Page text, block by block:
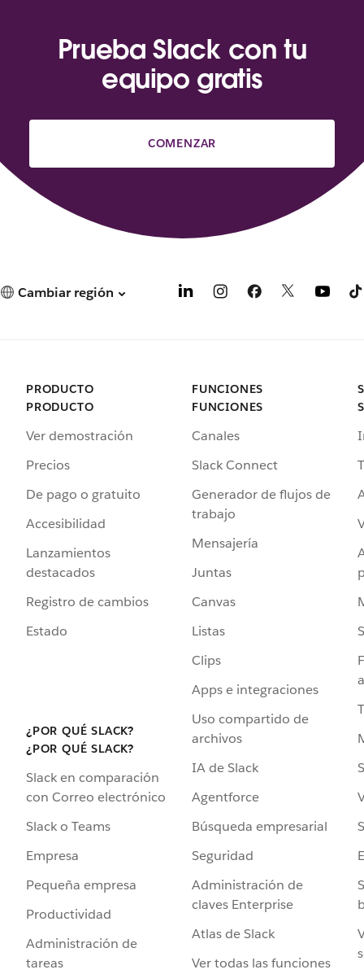
Prueba Slack con tu
equipo gratis
COMENZAR
Cambiar región
PRODUCTO
PRODUCTO
Ver demostración
Precios
De pago o gratuito
Accesibilidad
Lanzamientos
destacados
Registro de cambios
Estado
¿POR QUÉ SLACK?
¿POR QUÉ SLACK?
Slack en comparación
con Correo electrónico
Slack o Teams
Empresa
Pequeña empresa
Productividad
Administración de
tareas
FUNCIONES
FUNCIONES
Canales
Slack Connect
Generador de flujos de
trabajo
Mensajería
Juntas
Canvas
Listas
Clips
Apps e integraciones
Uso compartido de
archivos
IA de Slack
Agentforce
Búsqueda empresarial
Seguridad
Administración de
claves Enterprise
Atlas de Slack
Ver todas las funciones